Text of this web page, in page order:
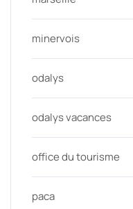
minervois
odalys
odalys vacances
office du tourisme
paca